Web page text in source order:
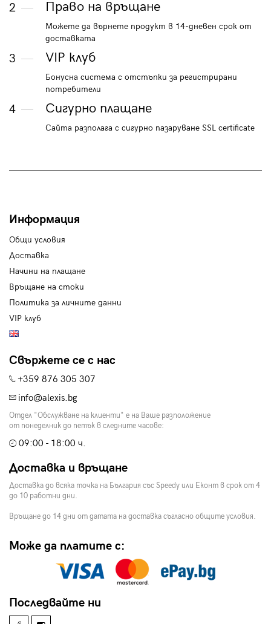
2 Право на връщане
Можете да върнете продукт в 14-дневен срок от
доставката
3 VIP клуб
Бонусна система с отстъпки за регистрирани
потребители
4 Сигурно плащане
Сайта разполага с сигурно пазаруване SSL certificate
Информация
Общи условия
Доставка
Начини на плащане
Връщане на стоки
Политика за личните данни
VIP клуб
Свържете се с нас
+359 876 305 307
info@alexis.bg
Отдел "Обслужване на клиенти" е на Ваше разположение
от понеделник до петък в следните часове:
09:00 - 18:00 ч.
Доставка и връщане
Доставка до всяка точка на България със Speedy или Еконт в срок от 4
до 10 работни дни.
Връщане до 14 дни от датата на доставка съгласно общите условия.
Може да платите с:
Последвайте ни